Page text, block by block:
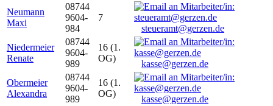
Neumann
Maxi
08744
9604-
984
7
steueramt@gerzen.de
Niedermeier
Renate
08744
9604-
989
16 (1.
OG)
kasse@gerzen.de
Obermeier
Alexandra
08744
9604-
989
16 (1.
OG)
kasse@gerzen.de